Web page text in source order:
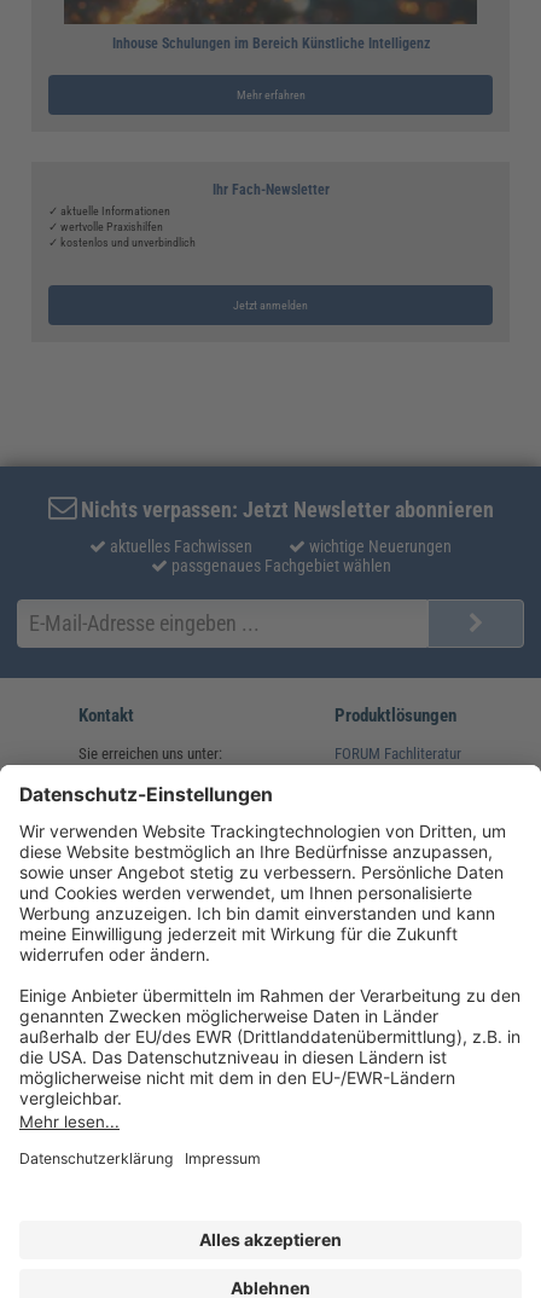
Inhouse Schulungen im Bereich Künstliche Intelligenz
Mehr erfahren
Ihr Fach-Newsletter
✓ aktuelle Informationen
✓ wertvolle Praxishilfen
✓ kostenlos und unverbindlich
Jetzt anmelden
Nichts verpassen: Jetzt Newsletter abonnieren
aktuelles Fachwissen
wichtige Neuerungen
passgenaues Fachgebiet wählen
Kontakt
Sie erreichen uns unter:
(08233) 38 11 23
service@forum-verlag.com
Mo-Do 07:30 - 17:00 Uhr
Fr 07:30 - 15:00 Uhr
Produktlösungen
FORUM Fachliteratur
Folgen Sie uns
Impressum
Datenschutz
AGB und Lizenzbedingungen